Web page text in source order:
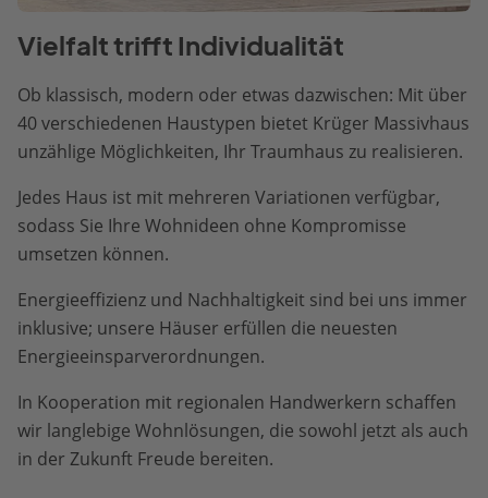
Vielfalt trifft Individualität
Ob klassisch, modern oder etwas dazwischen: Mit über
40 verschiedenen Haustypen bietet Krüger Massivhaus
unzählige Möglichkeiten, Ihr Traumhaus zu realisieren.
Jedes Haus ist mit mehreren Variationen verfügbar,
sodass Sie Ihre Wohnideen ohne Kompromisse
umsetzen können.
Energieeffizienz und Nachhaltigkeit sind bei uns immer
inklusive; unsere Häuser erfüllen die neuesten
Energieeinsparverordnungen.
In Kooperation mit regionalen Handwerkern schaffen
wir langlebige Wohnlösungen, die sowohl jetzt als auch
in der Zukunft Freude bereiten.